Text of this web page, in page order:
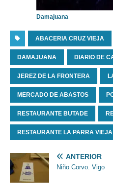
Damajuana
ABACERIA CRUZ VIEJA
DAMAJUANA DIARIO DE
JEREZ DE LA FRONTERA
MERCADO DE ABASTOS
RESTAURANTE BUTADE
RESTAURANTE LA PARRA VIEJA
ANTERIOR
Niño Corvo. Vigo